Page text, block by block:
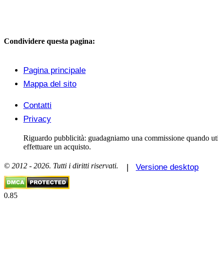
Condividere questa pagina:
Pagina principale
Mappa del sito
Contatti
Privacy
Riguardo pubblicità: guadagniamo una commissione quando
effettuare un acquisto.
© 2012 - 2026. Tutti i diritti riservati. Versione desktop
0.85